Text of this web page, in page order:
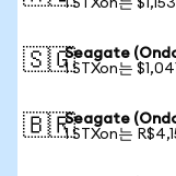
1 STXon는
🇸🇬Seagate
1 STXon는
🇧🇷Seagate
1 STXon는